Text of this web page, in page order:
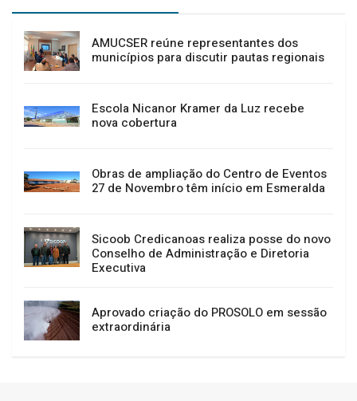
AMUCSER reúne representantes dos
municípios para discutir pautas regionais
Escola Nicanor Kramer da Luz recebe
nova cobertura
Obras de ampliação do Centro de Eventos
27 de Novembro têm início em Esmeralda
Sicoob Credicanoas realiza posse do novo
Conselho de Administração e Diretoria
Executiva
Aprovado criação do PROSOLO em sessão
extraordinária